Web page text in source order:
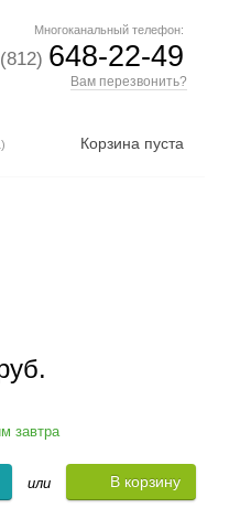
Многоканальный телефон:
648-22-49
Вам перезвонить?
Корзина пуста
завтра
или В корзину